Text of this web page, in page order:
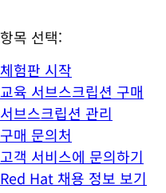
항목 선택:
체험판 시작
교육 서브스크립션 구매
서브스크립션 관리
구매 문의처
고객 서비스에 문의하기
Red Hat 채용 정보 보기